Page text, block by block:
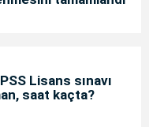
Lisans sınavı
saat kaçta?